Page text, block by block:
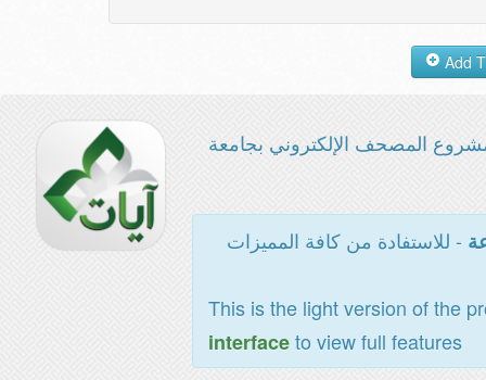
المصحف الإلكتروني بجامعة
- للاستفادة من كافة المميزات
This is the light version of the
interfaceto view full features